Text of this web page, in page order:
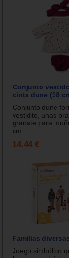
Conjunto
cinta dune (38
Conjunto dune
vestidito, unas
granate para
cm....
14.44 €
Familias
Juego simbólico